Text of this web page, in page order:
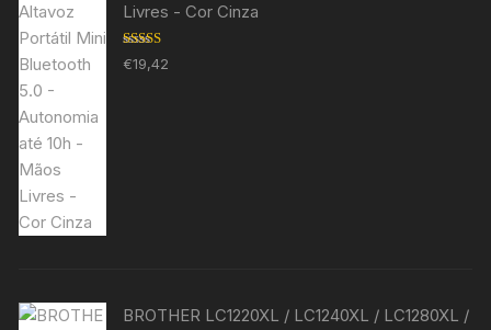
Livres - Cor Cinza
Avaliação
5.00de 5
€19,42
BROTHER LC1220XL / LC1240XL / LC1280XL /